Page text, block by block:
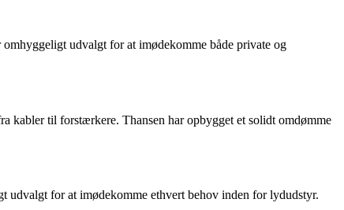
udvalgt for at imødekomme både private og
kabler til forstærkere. Thansen har opbygget et solidt omdømme
udvalgt for at imødekomme ethvert behov inden for lydudstyr.